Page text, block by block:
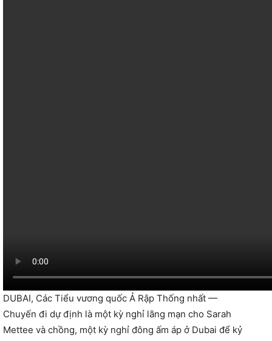
DUBAI, Các Tiểu vương quốc Ả Rập Thống nhất —
Chuyến đi dự định là một kỳ nghỉ lãng mạn cho Sarah
Mettee và chồng, một kỳ nghỉ đông ấm áp ở Dubai để kỷ